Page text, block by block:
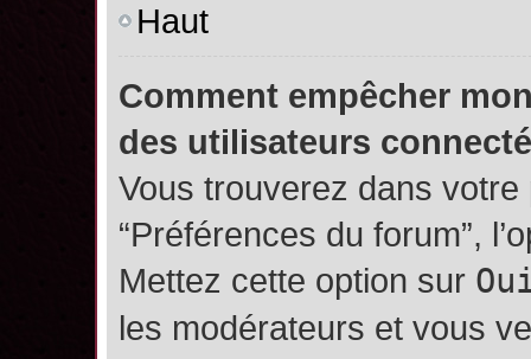
Haut
Comment empêcher
des utilisateurs
Vous trouverez dans votre
“Préférences du forum”,
Mettez cette option sur
les modérateurs et vous